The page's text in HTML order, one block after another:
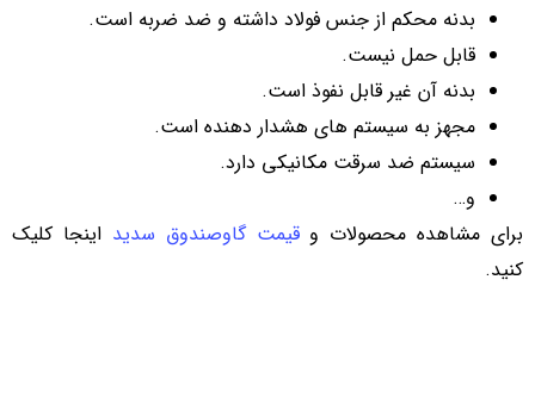
بدنه محکم از جنس فولاد داشته و ضد ضربه است.
قابل حمل نیست.
بدنه آن غیر قابل نفوذ است.
مجهز به سیستم های هشدار دهنده است.
سیستم ضد سرقت مکانیکی دارد.
و…
برای مشاهده محصولات وقیمت گاوصندوق سدید اینجا کلیک
کنید.